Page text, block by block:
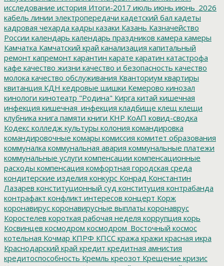
исследование история Итоги-2017 июль июнь июнь_2026
кабель линии электропередачи кадетский бал кадеты
кадровая чехарда кадры казаки Казань Казначейство
России календарь календарь праздников камера камеры
Камчатка Камчатский край канализация капитальный
ремонт капремонт карантин карате каратин катастрофа
кафе качество жизни качество и безопасность качество
молока качество обслуживания Кванториум квартиры
квитанция КДН кедровые шишки Кемерово кинозал
кинологи кинотеатр "Родина" Кирга китай кишечная
инфекция кишечная_инфекция кладбище клещ клещи
клубника книга памяти книги КНР КоАП ковид-сводка
Кодекс колледж культуры колония командировка
командировочные комары комиссия комитет образования
коммуналка коммунальная авария коммунальные платежи
коммунальные услуги компенсации компенсационные
расходы компенсация комфортная городская среда
кондитерские изделия конкурс Конрад Константин
Лазарев конституционный суд конституция контрабанда
контрафакт конфликт интересов концерт Корж
коронавирус коронавирусные выплаты коронаврус
Коростелев короткая рабочая неделя коррупция корь
Косвинцев космодром космодром_Восточный космос
котельная Кочмар КПРФ КПСС кража кражи красная икра
Краснодарский край кредит кредитная амнистия
кредитоспособность Кремль креозот Крещение кризис